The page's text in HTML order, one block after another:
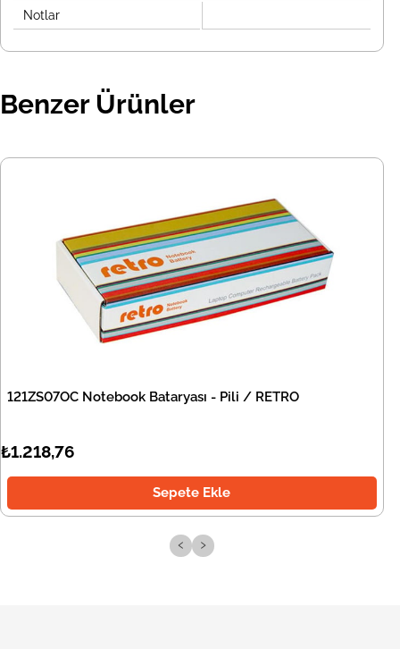
Notlar
Benzer Ürünler
121ZS07OC Notebook Bataryası - Pili / RETRO
₺1.218,76
Sepete Ekle
‹ ›